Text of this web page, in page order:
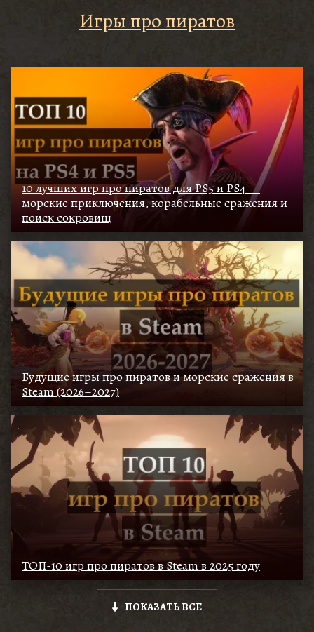
Игры про пиратов
10 лучших игр про пиратов для PS5 и PS4 —
морские приключения, корабельные сражения и
поиск сокровищ
Будущие игры про пиратов и морские сражения в
Steam (2026–2027)
ТОП-10 игр про пиратов в Steam в 2025 году
ПОКАЗАТЬ ВСЕ